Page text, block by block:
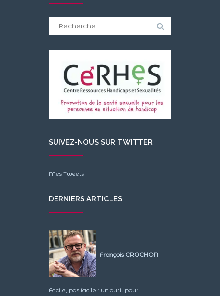
SUIVEZ-NOUS SUR TWITTER
Mes Tweets
DERNIERS ARTICLES
François CROCHON
Facile, pas facile : un outil pour